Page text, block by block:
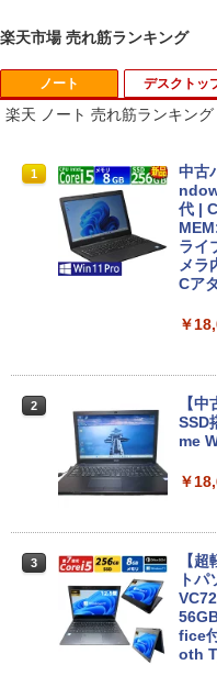
楽天市場 売れ筋ランキング
ノート
楽天 ノート 売れ筋ランキング
1
中古
代 |
ライ
メラ
Cア
￥
2
【
SSD
me
￥
3
【
ト
fice
oth
デスクトッ